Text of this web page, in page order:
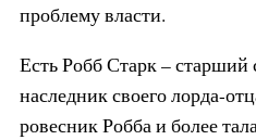
проблему власти.
Есть Робб Старк –
наследник своего лорда-
ровесник Робба и более